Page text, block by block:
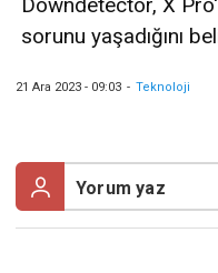
Downdetector, X
sorunu yaşadığını
21 Ara 2023 - 09:03 - Teknoloji